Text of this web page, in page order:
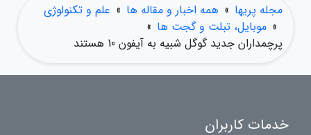
مجله پریها » همه اخبار و مقاله ها » علم و تکنولوژی
» موبایل، تبلت و گجت ها »
پرچمداران جدید گوگل شبیه به آیفون 10 هستند
خدمات کاربران